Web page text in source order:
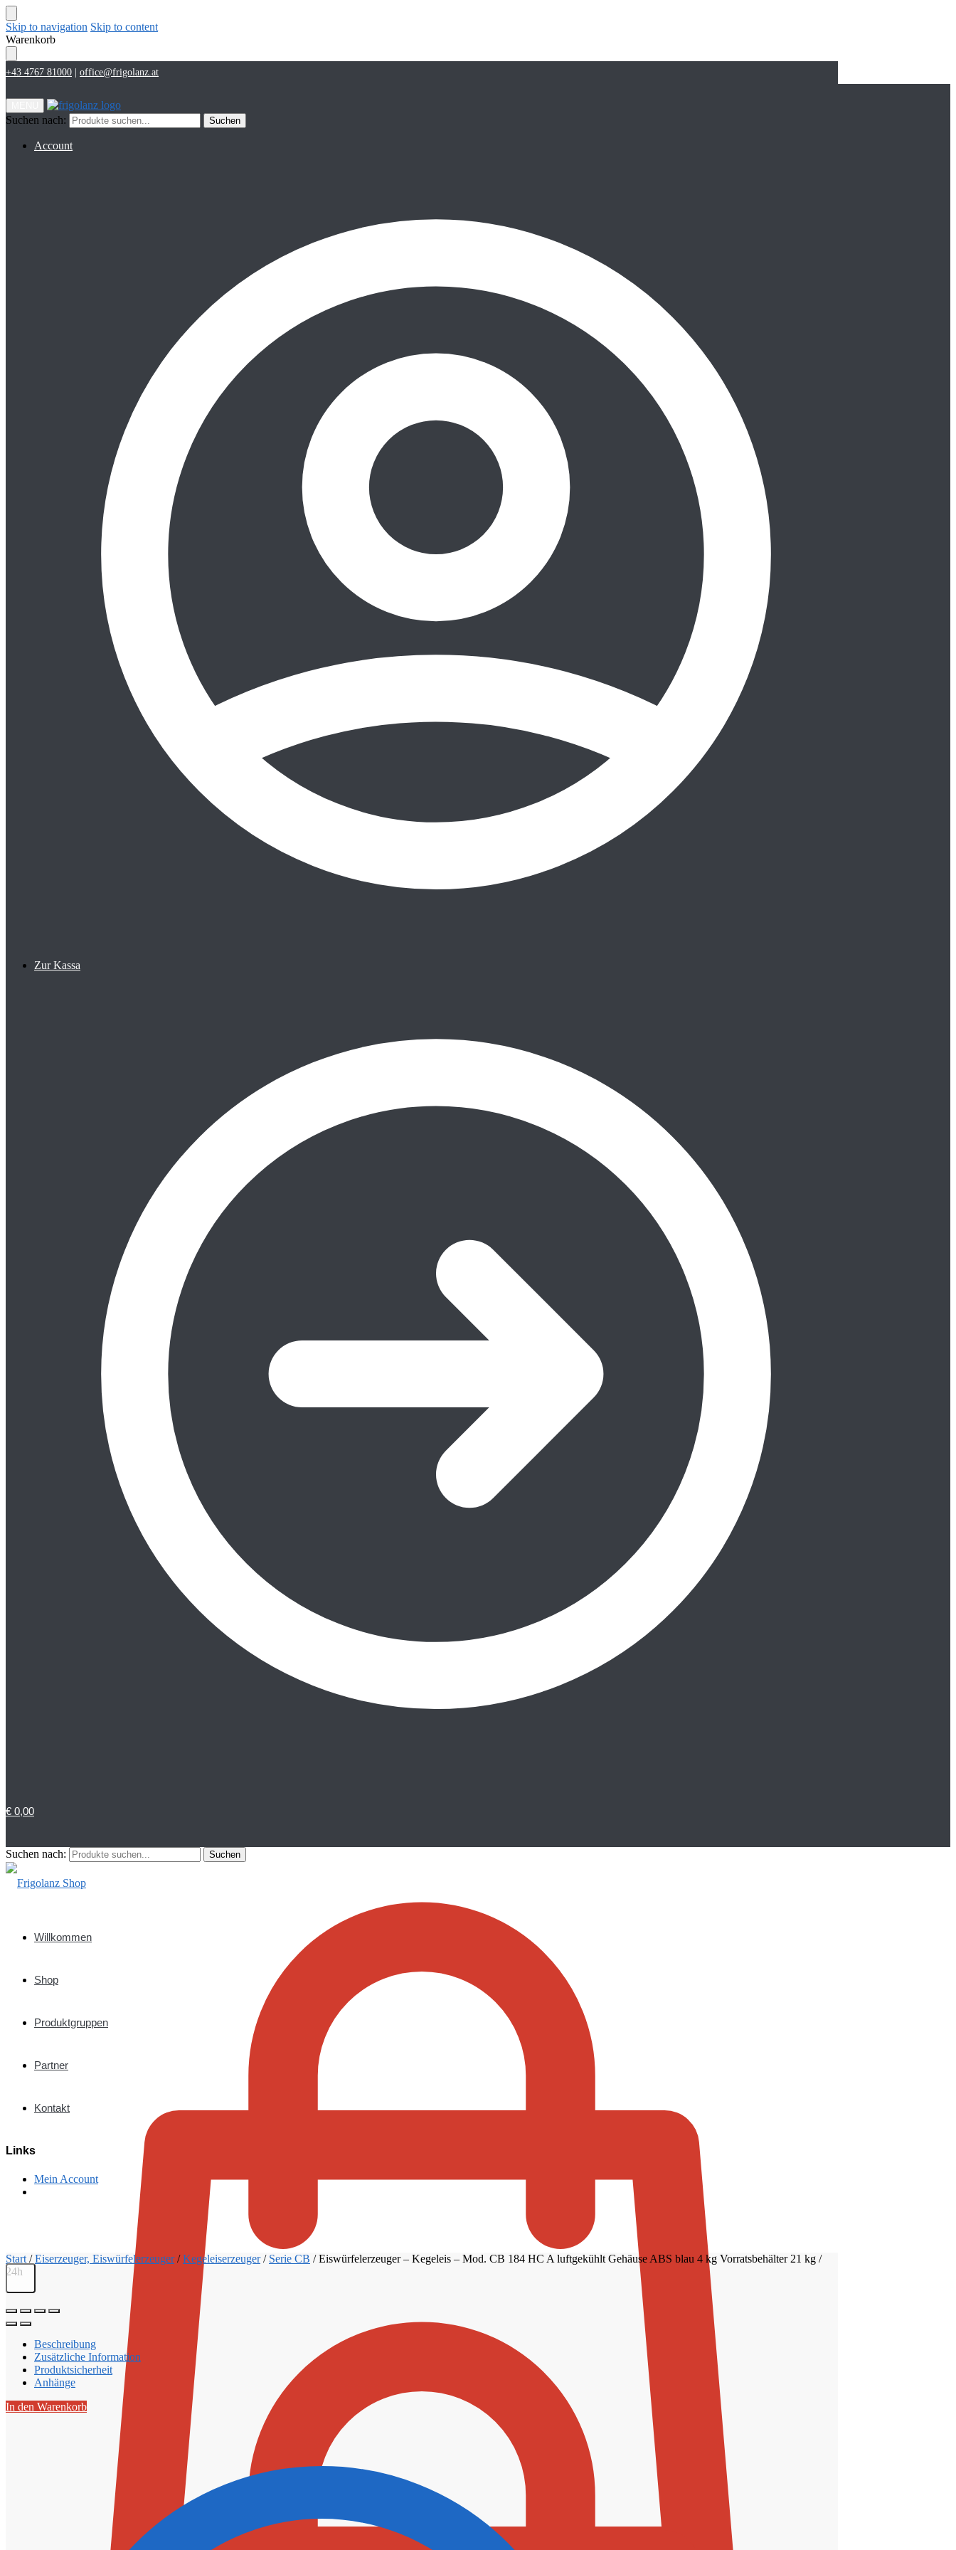
Skip to navigation Skip to content
Warenkorb
+43 4767 81000 office@frigolanz.at
Suchen nach: Suchen
Account
Zur Kassa
€ 0,00
Suchen nach: Suchen
Willkommen
Shop
Produktgruppen
Partner
Kontakt
Links
Mein Account
Start /Eiserzeuger, Eiswürfelerzeuger/Kegeleiserzeuger/ Serie CB /Eiswürfelerzeuger – Kegeleis – Mod. CB 184 HC A luftgekühlt Gehäuse ABS blau 4 kg Vorratsbehälter 21 kg /
24h
Beschreibung
Zusätzliche Information
Produktsicherheit
Anhänge
In den Warenkorb